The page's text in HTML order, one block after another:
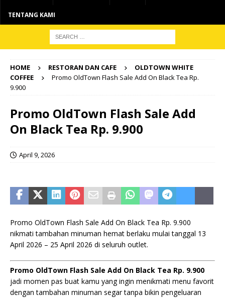
TENTANG KAMI
HOME RESTORAN DAN CAFE
OLDTOWN WHITE
COFFEE
Promo OldTown Flash Sale Add On Black Tea Rp.
9.900
Promo OldTown Flash Sale Add
On Black Tea Rp. 9.900
April 9, 2026
Promo OldTown Flash Sale Add On Black Tea Rp. 9.900
nikmati tambahan minuman hemat berlaku mulai tanggal 13
April 2026 – 25 April 2026 di seluruh outlet.
Promo OldTown Flash Sale Add On Black Tea Rp. 9.900
jadi momen pas buat kamu yang ingin menikmati menu favorit
dengan tambahan minuman segar tanpa bikin pengeluaran